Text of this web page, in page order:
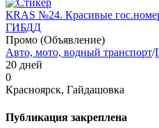
КRAS №24. Красивые
ГИБДД
Промо (Объявление)
Авто, мото, водный транспорт/
20 дней
0
Красноярск, Гайдашовка
Публикация закреплена